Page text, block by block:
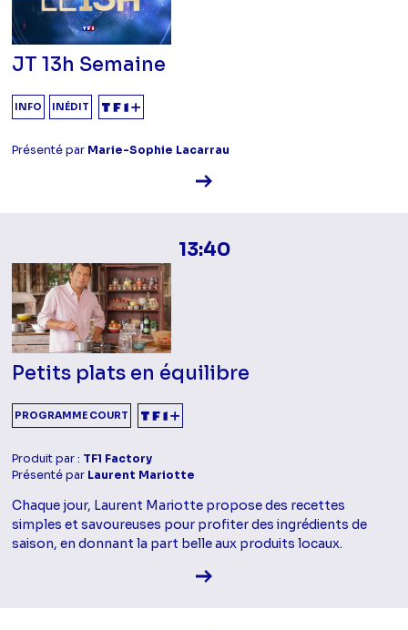
JT 13h Semaine
INFO INÉDIT
Présenté par Marie-Sophie Lacarrau
Voir la fiche diffusion
13:40
Petits plats en équilibre
PROGRAMME COURT
Produit par : TF1 Factory
Présenté par Laurent Mariotte
Chaque jour, Laurent Mariotte propose des recettes
simples et savoureuses pour profiter des ingrédients de
saison, en donnant la part belle aux produits locaux.
Voir la fiche diffusion